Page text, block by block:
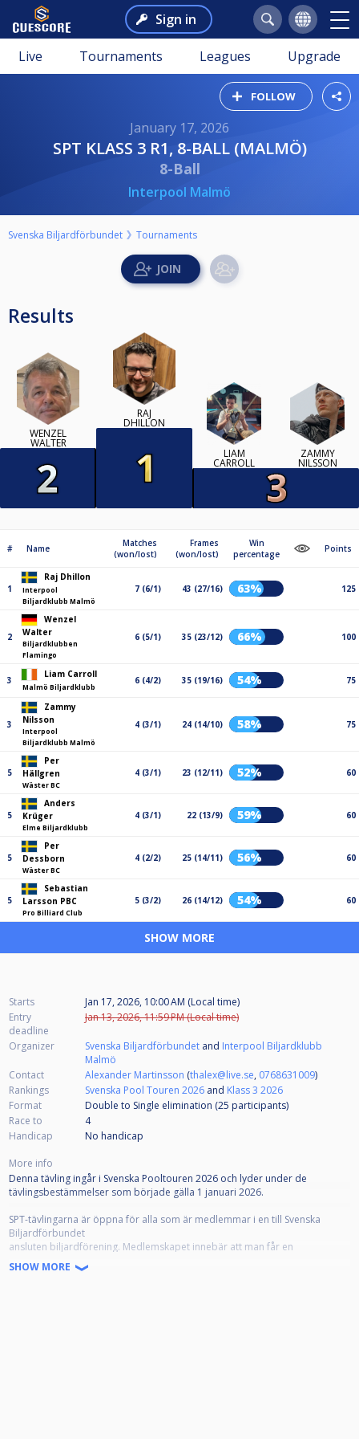
Sign in
Live Tournaments Leagues Upgrade
FOLLOW
January 17, 2026
SPT KLASS 3 R1, 8-BALL (MALMÖ)
8-Ball
Interpool Malmö
Svenska Biljardförbundet Tournaments
Results
WENZEL
WALTER
RAJ
DHILLON
LIAM
CARROLL
ZAMMY
NILSSON
# Name
Matches
(won/lost)
Frames
(won/lost)
Win
percentage
Points
1
Raj Dhillon
Interpool
Biljardklubb Malmö
7 (6/1) 43 (27/16) 63% 125
2
Wenzel
Walter
Biljardklubben
Flamingo
6 (5/1) 35 (23/12) 66% 100
3
Liam Carroll
Malmö Biljardklubb
6 (4/2) 35 (19/16) 54% 75
3
Zammy
Nilsson
Interpool
Biljardklubb Malmö
4 (3/1) 24 (14/10) 58% 75
5
Per
Hällgren
Wäster BC
4 (3/1) 23 (12/11) 52% 60
5
Anders
Krüger
Elme Biljardklubb
4 (3/1) 22 (13/9) 59% 60
5
Per
Dessborn
Wäster BC
4 (2/2) 25 (14/11) 56% 60
5
Sebastian
Larsson PBC
Pro Billiard Club
5 (3/2) 26 (14/12) 54% 60
SHOW MORE
Starts
Jan 17, 2026, 10:00 AM (Local time)
Entry
deadline
Jan 13, 2026, 11:59 PM (Local time)
Organizer Svenska Biljardförbundet and Interpool Biljardklubb
Malmö
Contact
Alexander Martinsson (thalex@live.se, 0768631009)
Rankings
Svenska Pool Touren 2026 and Klass 3 2026
Format
Double to Single elimination (25 participants)
Race to
4
Handicap
No handicap
More info
Denna tävling ingår i Svenska Pooltouren 2026 och lyder under de
tävlingsbestämmelser som började gälla 1 januari 2026.
SPT-tävlingarna är öppna för alla som är medlemmar i en till Svenska
Biljardförbundet
ansluten biljardförening. Medlemskapet innebär att man får en
tävlingslicens, och att klubben registrerar spelaren som "Spelare" på
IdrottOnline.
SHOW MORE